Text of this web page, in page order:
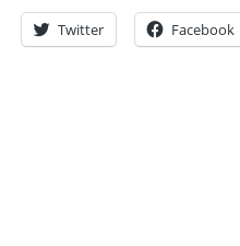
Twitter Facebook